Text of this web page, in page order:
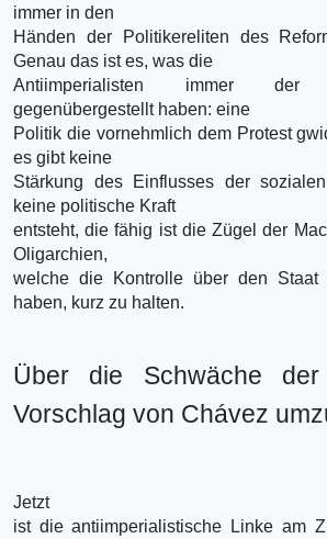
immer in den
Händen der Politikereliten des
Genau das ist es, was die
Antiimperialisten immer der
gegenübergestellt haben: eine
Politik die vornehmlich dem Protest
es gibt keine
Stärkung des Einflusses der
keine politische Kraft
entsteht, die fähig ist die Zügel der
Oligarchien,
welche die Kontrolle über den Staat
haben, kurz zu halten.
Über die Schwäche
Vorschlag von Chávez
Jetzt
ist die antiimperialistische Linke am